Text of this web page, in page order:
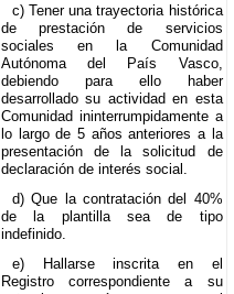
c) Tener una trayectoria histórica
de prestación de servicios
sociales en la Comunidad
Autónoma del País Vasco,
debiendo para ello haber
desarrollado su actividad en esta
Comunidad ininterrumpidamente a
lo largo de 5 años anteriores a la
presentación de la solicitud de
declaración de interés social.
d) Que la contratación del 40%
de la plantilla sea de tipo
indefinido.
e) Hallarse inscrita en el
Registro correspondiente a su